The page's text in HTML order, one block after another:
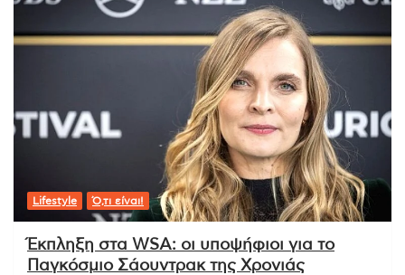
Lifestyle Ό,τι είναι!
Έκπληξη στα WSA: οι υποψήφιοι για το
Παγκόσμιο Σάουντρακ της Χρονιάς